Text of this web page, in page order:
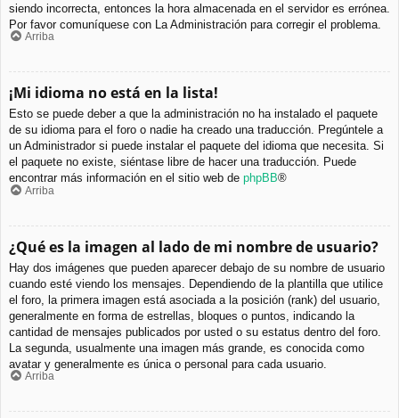
siendo incorrecta, entonces la hora almacenada en el servidor es errónea.
Por favor comuníquese con La Administración para corregir el problema.
Arriba
¡Mi idioma no está en la lista!
Esto se puede deber a que la administración no ha instalado el paquete
de su idioma para el foro o nadie ha creado una traducción. Pregúntele a
un Administrador si puede instalar el paquete del idioma que necesita. Si
el paquete no existe, siéntase libre de hacer una traducción. Puede
encontrar más información en el sitio web de phpBB®
Arriba
¿Qué es la imagen al lado de mi nombre de usuario?
Hay dos imágenes que pueden aparecer debajo de su nombre de usuario
cuando esté viendo los mensajes. Dependiendo de la plantilla que utilice
el foro, la primera imagen está asociada a la posición (rank) del usuario,
generalmente en forma de estrellas, bloques o puntos, indicando la
cantidad de mensajes publicados por usted o su estatus dentro del foro.
La segunda, usualmente una imagen más grande, es conocida como
avatar y generalmente es única o personal para cada usuario.
Arriba